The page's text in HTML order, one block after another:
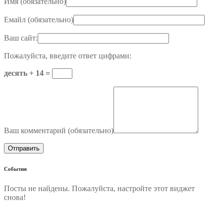
Емайл (обязательно)
Ваш сайт:
Пожалуйста, введите ответ цифрами:
десять + 14 =
Ваш комментарий (обязательно)
События
Посты не найдены. Пожалуйста, настройте этот виджет
снова!